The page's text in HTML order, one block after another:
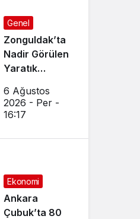
Genel
Zonguldak’ta
Nadir Görülen
Yaratık
6 Ağustos
2026 - Per -
16:17
Ekonomi
Ankara
Çubuk’ta 80